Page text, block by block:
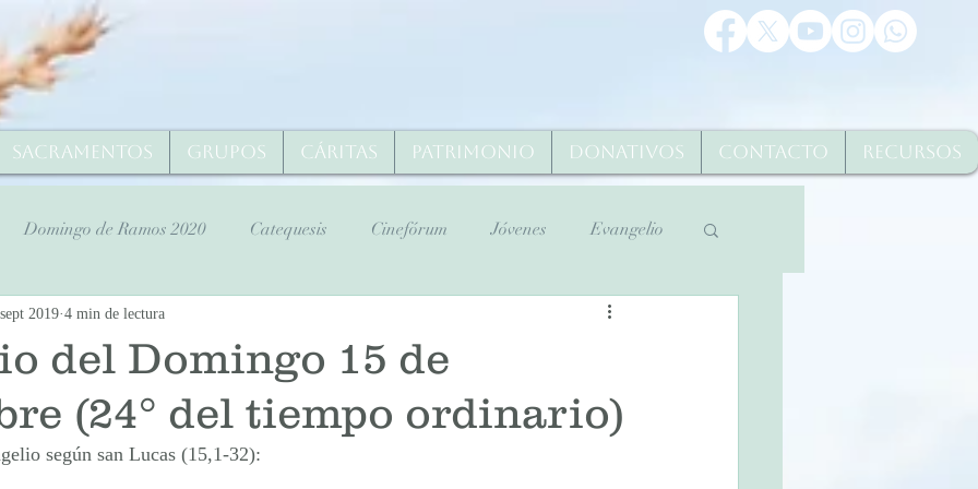
Sacramentos Grupos Cáritas Patrimonio Donativos Contacto Recursos
Domingo de Ramos 2020 Catequesis Cinefórum Jóvenes Evangelio
Santa Domingo de Ramos 2020 Martes Santo 2020
Santo 2020 Viernes Santo 2020 Sábado Santo 2020
del Domingo 15 de
(24° del tiempo ordinario)
2019 4 min de lectura
según san Lucas (15,1-32):